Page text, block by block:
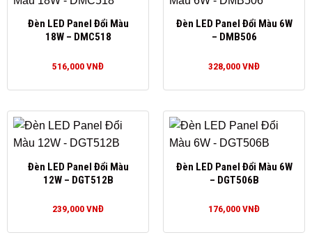
Đèn LED Panel Đổi Màu
18W – DMC518
516,000VNĐ
Đèn LED Panel Đổi Màu 6W
– DMB506
328,000VNĐ
Đèn LED Panel Đổi Màu
12W – DGT512B
239,000VNĐ
Đèn LED Panel Đổi Màu 6W
– DGT506B
176,000VNĐ